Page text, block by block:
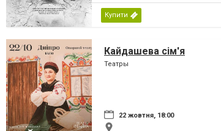
Купити
Кайдашева сім'я
Театры
22 жовтня, 18:00